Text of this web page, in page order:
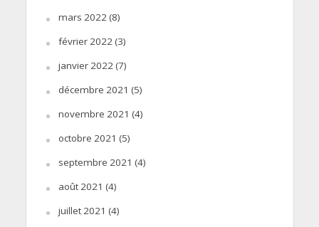
mars 2022(8)
février 2022(3)
janvier 2022(7)
décembre 2021 (5)
novembre 2021 (4)
octobre 2021 (5)
septembre 2021 (4)
août 2021 (4)
juillet 2021 (4)